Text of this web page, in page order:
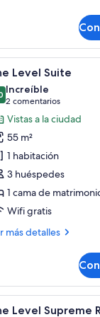
9 Level Suite
de 10
Increíble
2 comentarios
(2 comentarios)
Vistas a la ciudad
55 m²
1 habitación
3 huéspedes
1 cama de
Wifi gratis
más detalles
ventanas.
grande,
7 Level Supreme